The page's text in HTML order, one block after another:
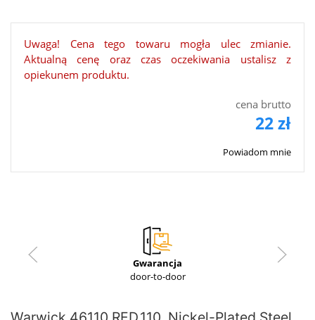
Uwaga! Cena tego towaru mogła ulec zmianie.
Aktualną cenę oraz czas oczekiwania ustalisz z
opiekunem produktu.
cena brutto
22 zł
Powiadom mnie
Gwarancja
door-to-door